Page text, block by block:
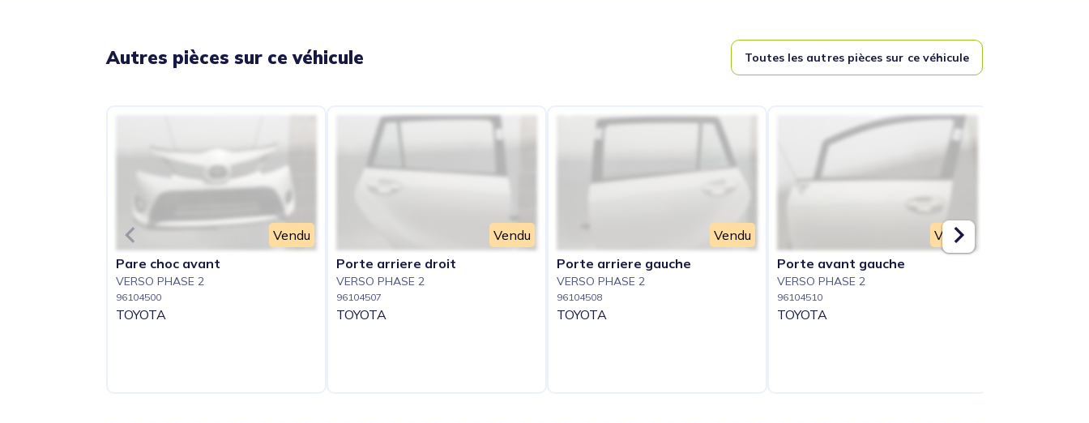
Autres pièces sur ce véhicule Toutes les autres pièces sur ce véhicule
Vendu
Pare choc avant
VERSO PHASE 2
96104500
TOYOTA
Vendu
Porte arriere droit
VERSO PHASE 2
96104507
TOYOTA
Vendu
Porte arriere gauche
VERSO PHASE 2
96104508
TOYOTA
Vendu
Porte avant gauche
VERSO PHASE 2
96104510
TOYOTA